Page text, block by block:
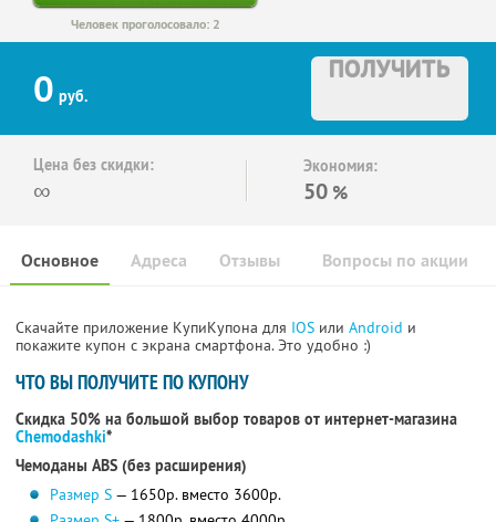
Человек проголосовало: 2
0 руб.
ПОЛУЧИТЬ
Цена без скидки:
∞
Экономия:
50 %
Основное Отзывы Вопросы по акции
Адреса
Скачайте приложение КупиКупона для IOS или Android и
покажите купон с экрана смартфона. Это удобно :)
ЧТО ВЫ ПОЛУЧИТЕ ПО КУПОНУ
Скидка 50% на большой выбор товаров от интернет-магазина
Сhemodashki*
Чемоданы ABS (без расширения)
Размер S— 1650р. вместо 3600р.